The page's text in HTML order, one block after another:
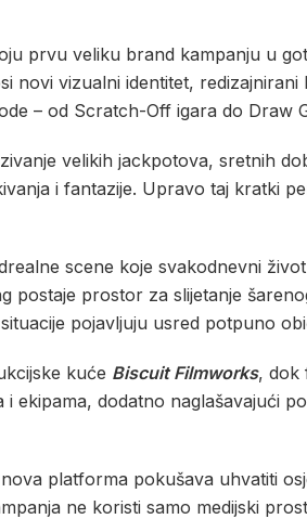
prvu veliku brand kampanju u
novi vizualni identitet, redizajnirani
– od Scratch-Off igara do Draw
velikih jackpotova, sretnih
i fantazije. Upravo taj kratki
scene koje svakodnevni
postaje prostor za slijetanje
pojavljuju usred potpuno
kuće Biscuit Filmworks, dok
dodatno naglašavajući
platforma pokušava uhvatiti
ne koristi samo medijski